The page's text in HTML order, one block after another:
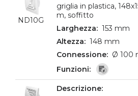
ND10G
griglia in plastica,
m, soffitto
153 mm
148 mm
Ø 100